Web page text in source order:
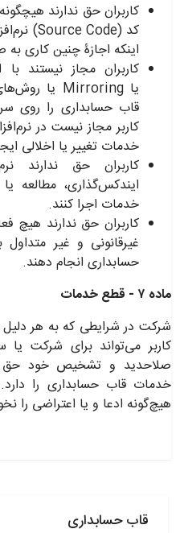
قاب حسابداری
کاربران حق ندارند
کد (Source Code)
اینکه اجازۀ چنین کاری
کاربران مجاز نیستند
یا Mirroring یا
قاب حسابداری را روی
کاربر مجاز نیست در
خدمات تغییر یا اخلالی
کاربران حق ندارند
ایندکس‌گذاری، مطالعه
خدمات اجرا کنند.
کاربران حق ندارند هیچ
غیرقانونی و غیر
حسابداری انجام دهند.
ماده ۷
- قطع خدمات
شرکت در شرایطی که به هر
کاربر می‌تواند برای شرکت یا
صلاحدید و تشخیص خود حق
خدمات قاب حسابداری را
هیچ‌گونه ادعا و یا اعتراضی را